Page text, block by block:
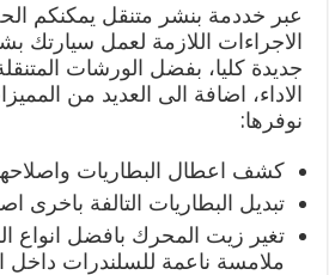
عبر خددمة بنشر متنقل يمكنكم
الاجراءات اللازمة لعمل سيارتك
جديدة كليا، بفضل الورشات
الاداء، اضافة الى العديد من
نوفرها:
كشف اعطال البطاريات
تبديل البطاريات التالفة باخرى
تغير زيت المحرك بافضل انواع
ملامسة ناعمة للسلندرات داخل